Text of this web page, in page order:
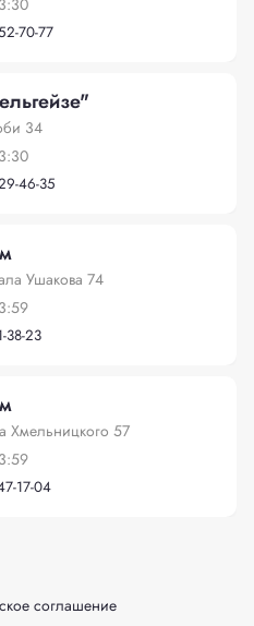
70-77
34
46-35
Ушакова 74
38-23
Хмельницкого 57
17-04
соглашение